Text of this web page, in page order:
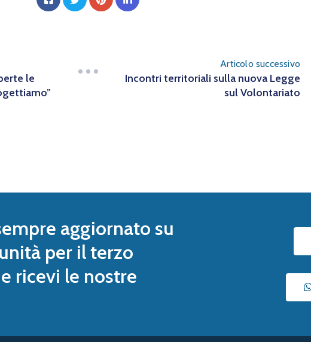
le
Articolo successivo
Incontri territoriali sulla nuova Legge
sul Volontariato
aggiornato su
per il terzo
ricevi le nostre